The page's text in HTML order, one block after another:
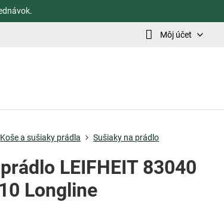
Môj účet
Koše a sušiaky prádla Sušiaky na prádlo
LEIFHEIT 83040
Longline